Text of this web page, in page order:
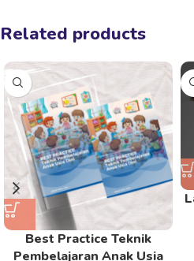
Related products
Best Practice Teknik
Pembelajaran Anak Usia